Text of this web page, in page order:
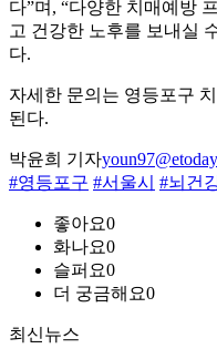
다”며, “다양한 치매예방
고 건강한 노후를 보내실
다.
자세한 문의는 영등포구
된다.
박윤희 기자
#영등포구 #서울시 #뇌건
좋아요0
화나요0
슬퍼요0
더 궁금해요0
최신뉴스